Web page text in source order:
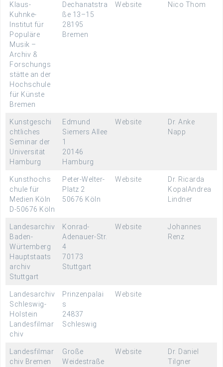
Klaus-
Kuhnke-
Institut für
Populäre
Musik –
Archiv &
Forschungs
stätte an der
Hochschule
für Künste
Bremen
Dechanatstra
ße 13–15
28195
Bremen
Website Nico Thom
Kunstgeschi
chtliches
Seminar der
Universität
Hamburg
Edmund
Siemers Allee
1
20146
Hamburg
Website
Dr. Anke
Napp
Kunsthochs
chule für
Medien Köln
D-50676 Köln
Peter-Welter-
Platz 2
50676 Köln
Website
Dr. Ricarda
Kopal Andrea
Lindner
Landesarchiv
Baden-
Würtemberg
Hauptstaats
archiv
Stuttgart
Konrad-
Adenauer-Str.
4
70173
Stuttgart
Website
Johannes
Renz
Landesarchiv
Schleswig-
Holstein
Landesfilmar
chiv
Prinzenpalai
s
24837
Schleswig
Website
Landesfilmar
chiv Bremen
Große
Weidestraße
Website
Dr. Daniel
Tilgner